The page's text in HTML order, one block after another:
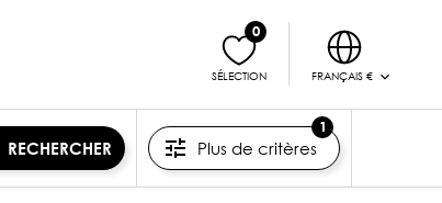
SÉLECTION
0
FRANÇAIS €
RECHERCHER Plus de critères
1